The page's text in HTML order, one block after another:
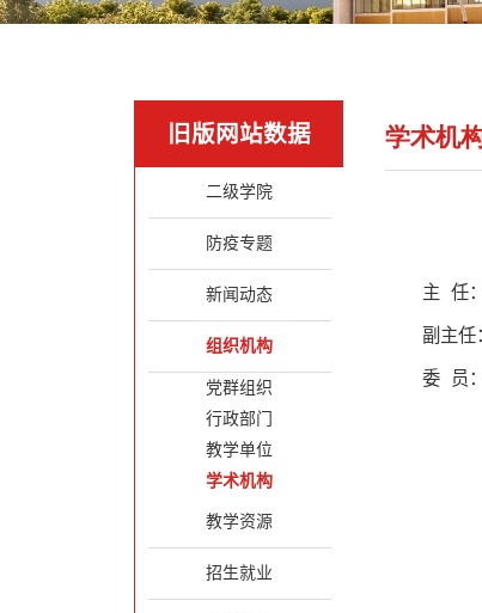
旧版网站数据
二级学院
防疫专题
新闻动态
组织机构
党群组织
行政部门
教学单位
学术机构
教学资源
招生就业
学术机
主 任
副主任
委 员